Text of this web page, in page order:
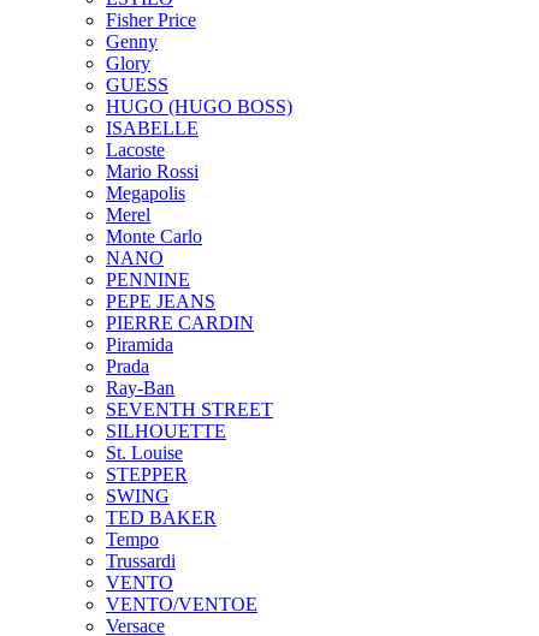
Fisher Price
Genny
Glory
GUESS
HUGO (HUGO BOSS)
ISABELLE
Lacoste
Mario Rossi
Megapolis
Merel
Monte Carlo
NANO
PENNINE
PEPE JEANS
PIERRE CARDIN
Piramida
Prada
Ray-Ban
SEVENTH STREET
SILHOUETTE
St. Louise
STEPPER
SWING
TED BAKER
Tempo
Trussardi
VENTO
VENTO/VENTOE
Versace